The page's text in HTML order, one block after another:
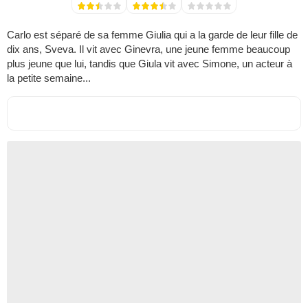
Carlo est séparé de sa femme Giulia qui a la garde de leur fille de
dix ans, Sveva. Il vit avec Ginevra, une jeune femme beaucoup
plus jeune que lui, tandis que Giula vit avec Simone, un acteur à
la petite semaine...